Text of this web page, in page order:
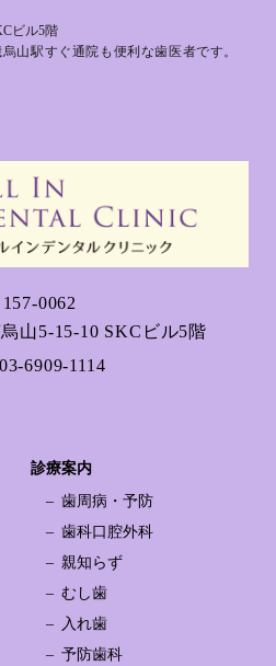
ビル5階
山駅すぐ通院も便利な歯医者です。
0062
山5-15-10 SKCビル5階
03-6909-1114
診療案内
歯周病・予防
歯科口腔外科
親知らず
むし歯
入れ歯
予防歯科